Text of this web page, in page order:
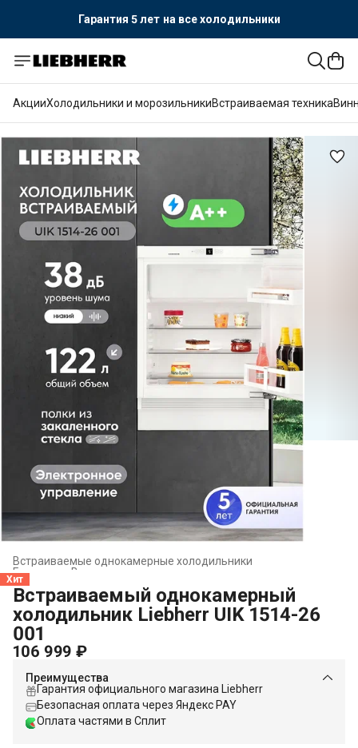
Гарантия 5 лет на все холодильники
АкцииХолодильники и морозильникиВстраиваемая техника
Встраиваемые однокамерные холодильники
Встраиваемая техника
Главная
Хит
Встраиваемый однокамерный
холодильник Liebherr UIK 1514-26
001
106 999 ₽
Преимущества
Гарантия официального магазина Liebherr
Безопасная оплата через Яндекс PAY
Оплата частями в Сплит